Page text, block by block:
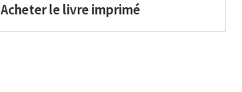
Acheter le livre imprimé